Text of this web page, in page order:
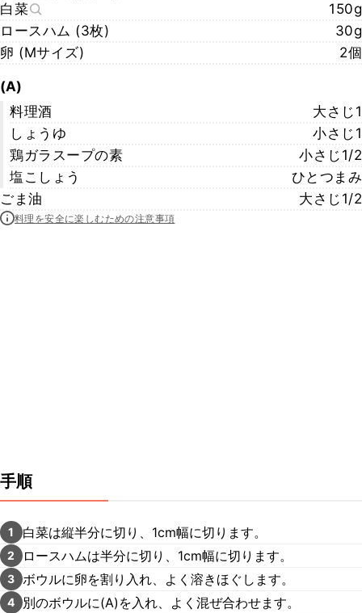
白菜
150g
ロースハム (3枚)
30g
卵 (Mサイズ)
2個
(A)
料理酒
大さじ1
しょうゆ
小さじ1
鶏ガラスープの素
小さじ1/2
塩こしょう
ひとつまみ
ごま油
大さじ1/2
料理を安全に楽しむための注意事項
手順
1 白菜は縦半分に切り、1cm幅に切ります。
2 ロースハムは半分に切り、1cm幅に切ります。
3 ボウルに卵を割り入れ、よく溶きほぐします。
4 別のボウルに(A)を入れ、よく混ぜ合わせます。